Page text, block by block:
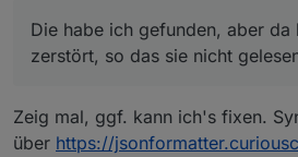
Die habe ich gefunden, aber
zerstört, so das sie nicht
Die habe ich gefunden, aber
zerstört, so das sie nicht
Zeig mal, ggf. kann ich's fixen.
über https://